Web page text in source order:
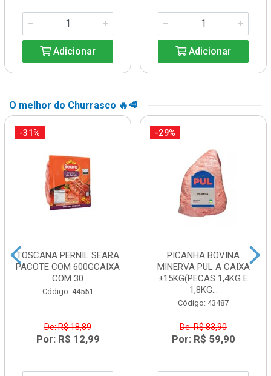
Adicionar Adicionar
O melhor do Churrasco 🔥🥩
-31%
TOSCANA PERNIL SEARA
PACOTE COM 600GCAIXA
COM 30
Código: 44551
De: R$ 18,89
Por: R$ 12,99
-29%
PICANHA BOVINA
MINERVA PUL A CAIXA
±15KG(PECAS 1,4KG E
1,8KG...
Código: 43487
De: R$ 83,90
Por: R$ 59,90